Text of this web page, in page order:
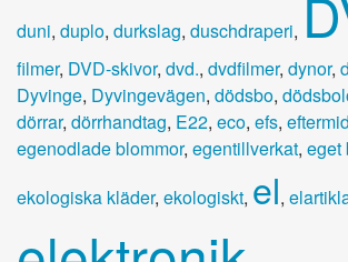
duni, duplo, durkslag, duschdraperi,
filmer, DVD-skivor, dvd., dvdfilmer, dynor,
Dyvinge, Dyvingevägen, dödsbo,
dörrar, dörrhandtag, E22, eco, efs,
egenodlade blommor, egentillverkat, eget
ekologiska kläder, ekologiskt, el,